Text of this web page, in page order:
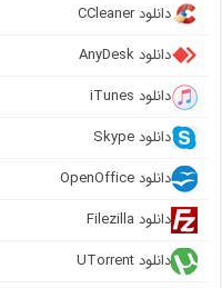
دانلود CCleaner
دانلود AnyDesk
دانلود iTunes
دانلود Skype
دانلود OpenOffice
دانلود Filezilla
دانلود UTorrent